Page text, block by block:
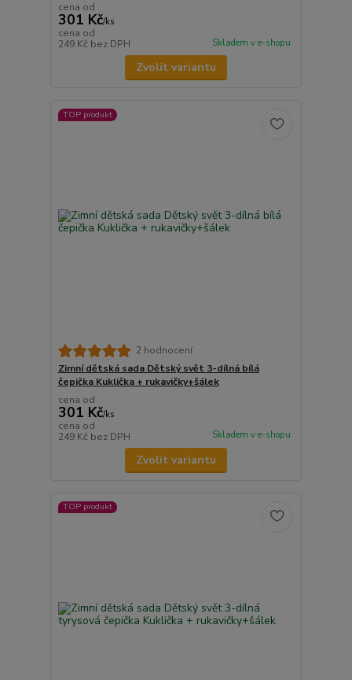
cena od
301 Kč/ks
cena od
249 Kč bez DPH Skladem v e-shopu
Zvolit variantu
TOP produkt
2 hodnocení
Zimní dětská sada Dětský svět 3-dílná bílá
čepička Kuklička + rukavičky+šálek
cena od
301 Kč/ks
cena od
249 Kč bez DPH Skladem v e-shopu
Zvolit variantu
TOP produkt